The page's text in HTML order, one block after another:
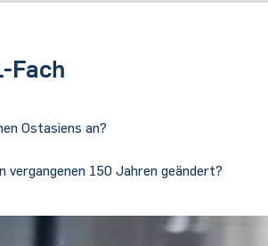
Fach
Ostasiens an?
vergangenen 150 Jahren geändert?